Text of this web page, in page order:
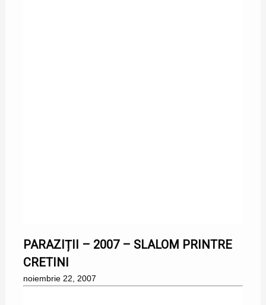
PARAZIȚII – 2007 – SLALOM PRINTRE
CRETINI
noiembrie 22, 2007